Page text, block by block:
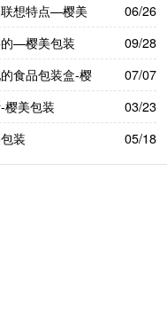
想特点—樱美
06/26
—樱美包装
09/28
食品包装盒-樱
07/07
樱美包装
03/23
装
05/18